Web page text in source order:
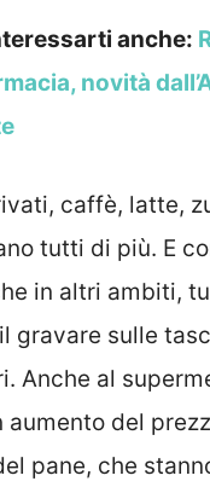
anche:
novità
caffè, latte,
tutti di più. E
in altri ambiti,
gravare sulle
Anche al
aumento del
pane, che